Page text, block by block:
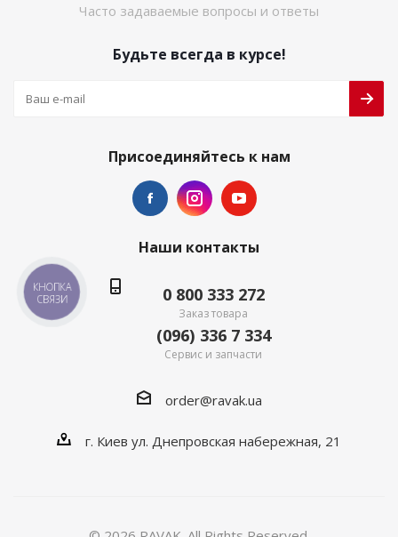
Часто задаваемые вопросы и ответы
Будьте всегда в курсе!
Присоединяйтесь к нам
Наши контакты
0 800 333 272
Заказ товара
(096) 336 7 334
Сервис и запчасти
order@ravak.ua
г. Киев ул. Днепровская набережная, 21
КНОПКА
СВЯЗИ